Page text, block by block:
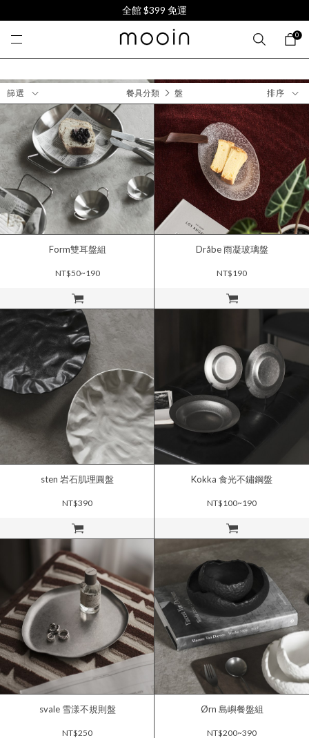
全館 $399 免運
0
篩選 排序
餐具分類 盤
立即購買
Form雙耳盤組
NT$50~190
立即購買
Dråbe 雨凝玻璃盤
NT$190
立即購買
sten 岩石肌理圓盤
NT$390
立即購買
Kokka 食光不鏽鋼盤
NT$100~190
svale 雪漾不規則盤
NT$250
Ørn 島嶼餐盤組
NT$200~390